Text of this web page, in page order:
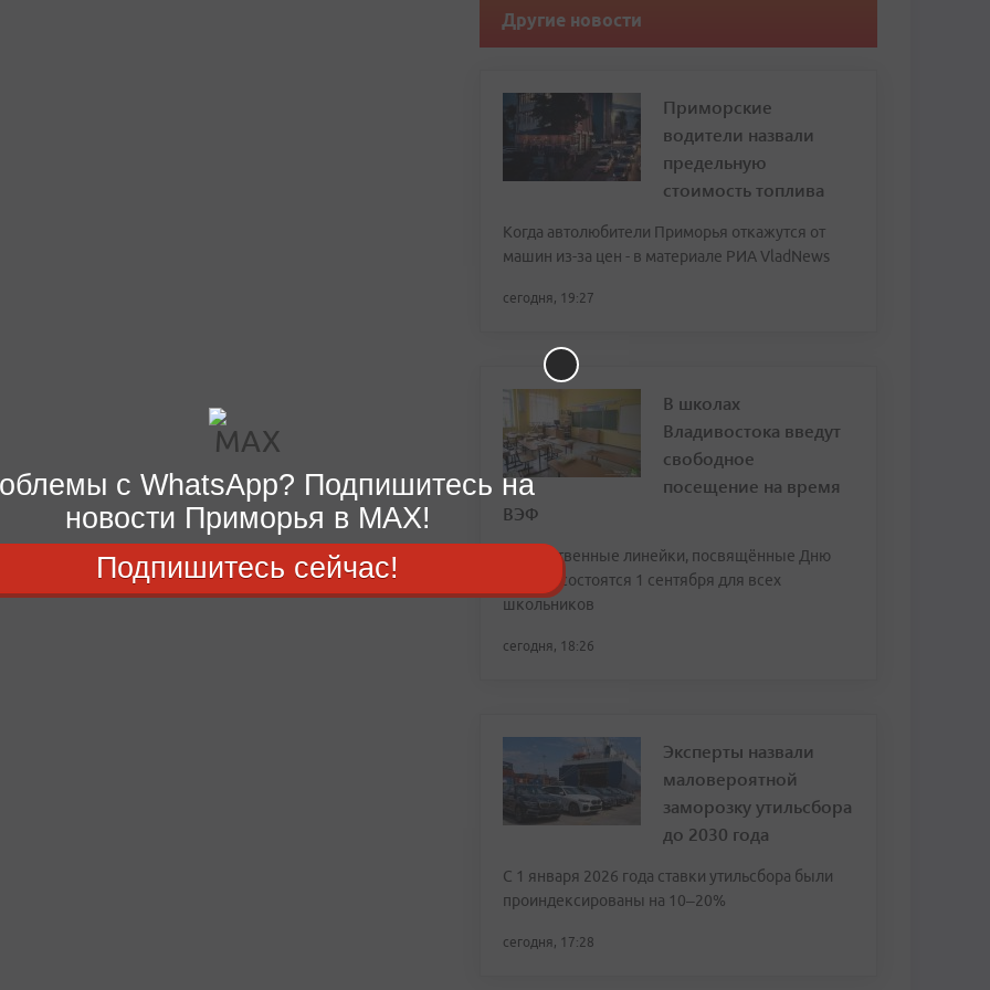
Другие новости
Приморские
водители назвали
предельную
стоимость топлива
Когда автолюбители Приморья откажутся от
машин из-за цен - в материале РИА VladNews
сегодня, 19:27
В школах
Владивостока введут
свободное
посещение на время
ВЭФ
Торжественные линейки, посвящённые Дню
знаний, состоятся 1 сентября для всех
школьников
сегодня, 18:26
Эксперты назвали
маловероятной
заморозку утильсбора
до 2030 года
С 1 января 2026 года ставки утильсбора были
проиндексированы на 10–20%
сегодня, 17:28
с WhatsApp? Подпишитесь на
новости Приморья в MAX!
Подпишитесь сейчас!